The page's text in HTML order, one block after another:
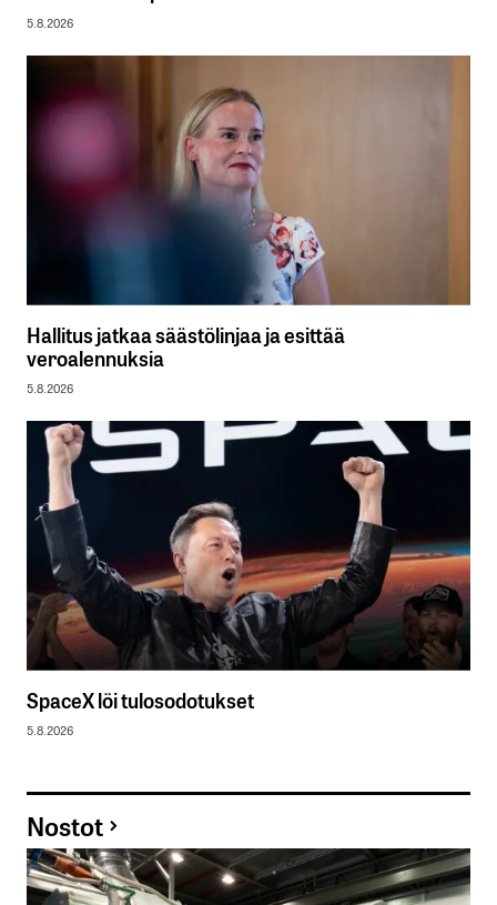
5.8.2026
Hallitus jatkaa säästölinjaa ja esittää
veroalennuksia
5.8.2026
SpaceX löi tulosodotukset
5.8.2026
Nostot